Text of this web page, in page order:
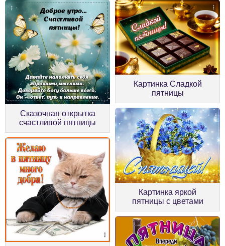
Сказочная открытка
счастливой пятницы
Картинка Сладкой
пятницы
Картинка яркой
пятницы с цветами